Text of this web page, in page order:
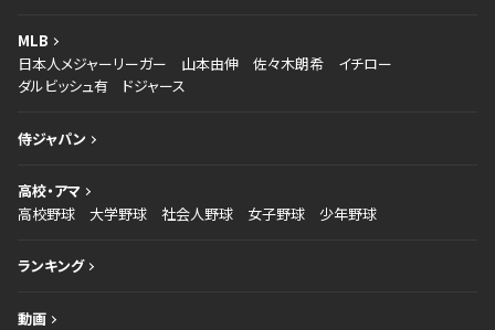
MLB
日本人メジャーリーガー
山本由伸 佐々木朗希
イチロー
ダルビッシュ有
ドジャース
侍ジャパン
高校・アマ
高校野球
大学野球 社会人野球 女子野球 少年野球
ランキング
動画